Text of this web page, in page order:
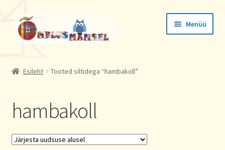
Liigu
navigeerimisele
Liigu
sisu
juurde
Menüü
Aadressid
Esileht Tooted siltidega “hambakoll”
hambakoll